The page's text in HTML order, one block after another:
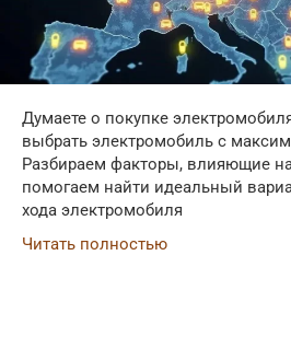
Думаете о покупке
выбрать электромобиль с
Разбираем факторы, влияющие
помогаем найти идеальный
хода электромобиля
Читать полностью